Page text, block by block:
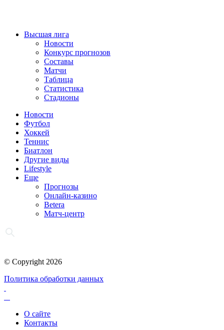
Высшая лига
Новости
Конкурс прогнозов
Составы
Матчи
Таблица
Статистика
Стадионы
Новости
Футбол
Хоккей
Теннис
Биатлон
Другие виды
Lifestyle
Еще
Прогнозы
Онлайн-казино
Betera
Матч-центр
© Copyright 2026
Политика обработки данных
О сайте
Контакты